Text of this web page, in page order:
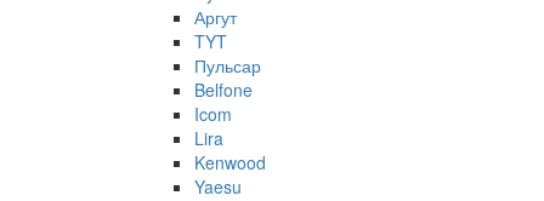
Аргут
TYT
Пульсар
Belfone
Icom
Lira
Kenwood
Yaesu